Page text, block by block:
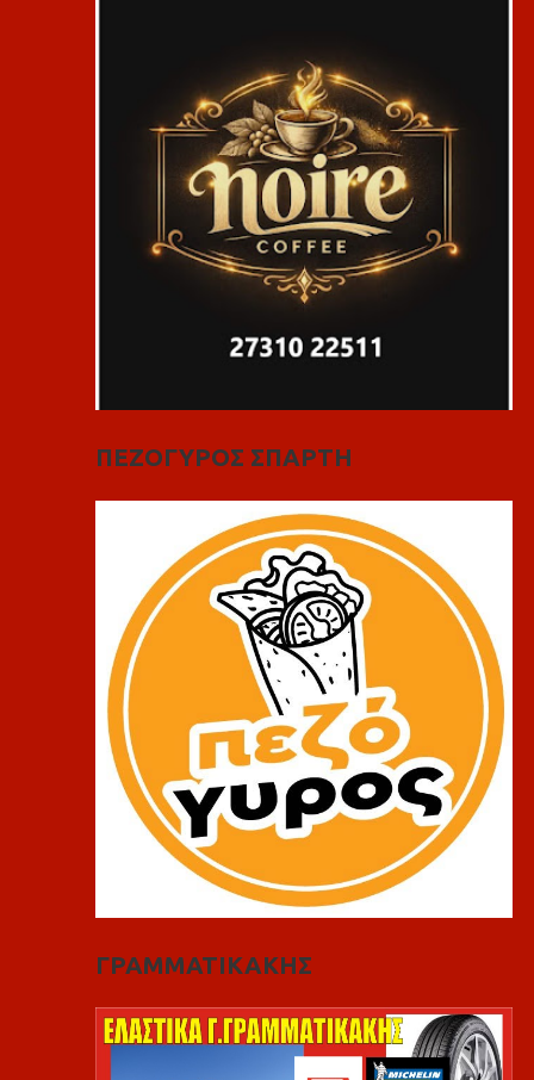
ΠΕΖΟΓΥΡΟΣ ΣΠΑΡΤΗ
ΓΡΑΜΜΑΤΙΚΑΚΗΣ